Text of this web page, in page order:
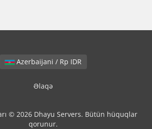
Azerbaijani / Rp IDR
Əlaqə
© 2026 Dhayu Servers. Bütün hüquqlar
qorunur.